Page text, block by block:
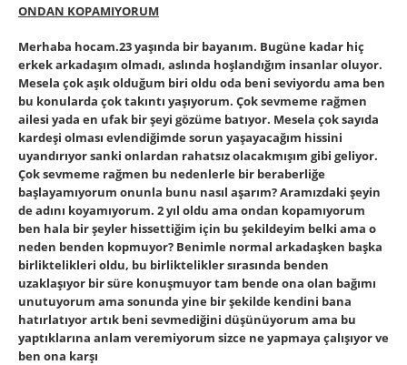
ONDAN KOPAMIYORUM
Merhaba hocam.23 yaşında bir bayanım. Bugüne kadar hiç
erkek arkadaşım olmadı, aslında hoşlandığım insanlar oluyor.
Mesela çok aşık olduğum biri oldu oda beni seviyordu ama ben
bu konularda çok takıntı yaşıyorum. Çok sevmeme rağmen
ailesi yada en ufak bir şeyi gözüme batıyor. Mesela çok sayıda
kardeşi olması evlendiğimde sorun yaşayacağım hissini
uyandırıyor sanki onlardan rahatsız olacakmışım gibi geliyor.
Çok sevmeme rağmen bu nedenlerle bir beraberliğe
başlayamıyorum onunla bunu nasıl aşarım? Aramızdaki şeyin
de adını koyamıyorum. 2 yıl oldu ama ondan kopamıyorum
ben hala bir şeyler hissettiğim için bu şekildeyim belki ama o
neden benden kopmuyor? Benimle normal arkadaşken başka
birliktelikleri oldu, bu birliktelikler sırasında benden
uzaklaşıyor bir süre konuşmuyor tam bende ona olan bağımı
unutuyorum ama sonunda yine bir şekilde kendini bana
hatırlatıyor artık beni sevmediğini düşünüyorum ama bu
yaptıklarına anlam veremiyorum sizce ne yapmaya çalışıyor ve
ben ona karşı